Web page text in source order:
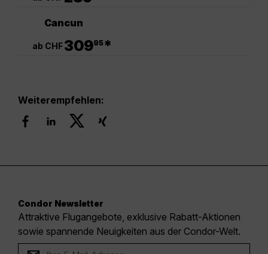
Cancun
ab CHF30995*
Weiterempfehlen:
Condor Newsletter
Attraktive Flugangebote, exklusive Rabatt-Aktionen
sowie spannende Neuigkeiten aus der Condor-Welt.